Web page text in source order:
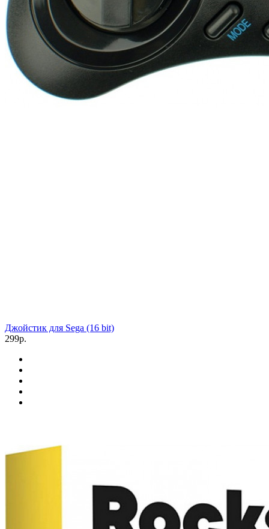
Джойстик для Sega (16 bit)
299р.